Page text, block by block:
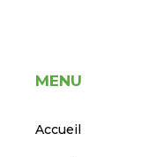
MENU
Accueil